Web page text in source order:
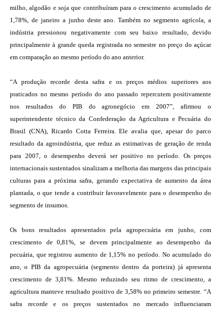
milho, algodão e soja que contribuíram para o crescimento acumulado de
1,78%, de janeiro a junho deste ano. Também no segmento agrícola, a
indústria pressionou negativamente com seu baixo resultado, devido
principalmente à grande queda registrada no semestre no preço do açúcar
em comparação ao mesmo período do ano anterior.
“A produção recorde desta safra e os preços médios superiores aos
praticados no mesmo período do ano passado repercutem positivamente
nos resultados do PIB do agronegócio em 2007”, afirmou o
superintendente técnico da Confederação da Agricultura e Pecuária do
Brasil (CNA), Ricardo Cotta Ferreira. Ele avalia que, apesar do parco
resultado da agroindústria, que reduz as estimativas de geração de renda
para 2007, o desempenho deverá ser positivo no período. Os preços
internacionais sustentados sinalizam a melhoria das margens das principais
culturas para a próxima safra, gerando expectativa de aumento da área
plantada, o que tende a contribuir favoravelmente para o desempenho do
segmento de insumos.
Os bons resultados apresentados pela agropecuária em junho, com
crescimento de 0,81%, se devem principalmente ao desempenho da
pecuária, que registrou aumento de 1,15% no período. No acumulado do
ano, o PIB da agropecuária (segmento dentro da porteira) já apresenta
crescimento de 3,81%. Mesmo reduzindo seu ritmo de crescimento, a
agricultura manteve resultado positivo de 3,58% no primeiro semestre. “A
safra recorde e os preços sustentados no mercado influenciaram